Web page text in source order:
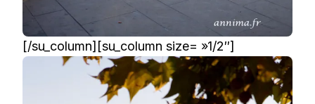
[/su_column][su_column size= »1/2″]